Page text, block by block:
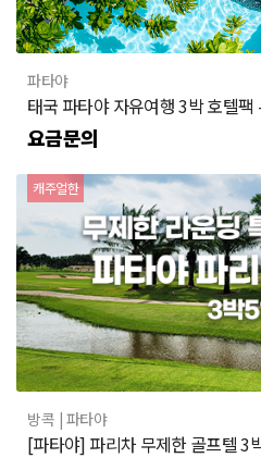
파타야
태국 파타야 자유여행 3박 호텔
요금문의
캐주얼한
방콕 | 파타야
[파타야] 파리차 무제한 골프텔 3